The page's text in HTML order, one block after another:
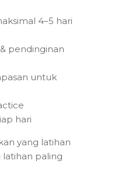
4–5 hari
pendinginan
untuk
hari
yang latihan
latihan paling